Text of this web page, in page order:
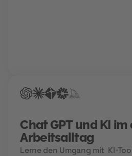
Chat GPT und KI
Arbeitsalltag
Lerne den Umgang mit KI-